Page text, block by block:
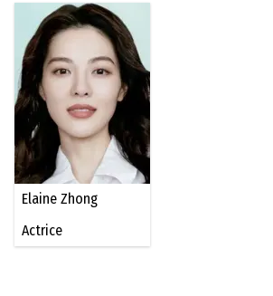
Elaine Zhong
Actrice